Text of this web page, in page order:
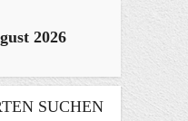
2026
SUCHEN